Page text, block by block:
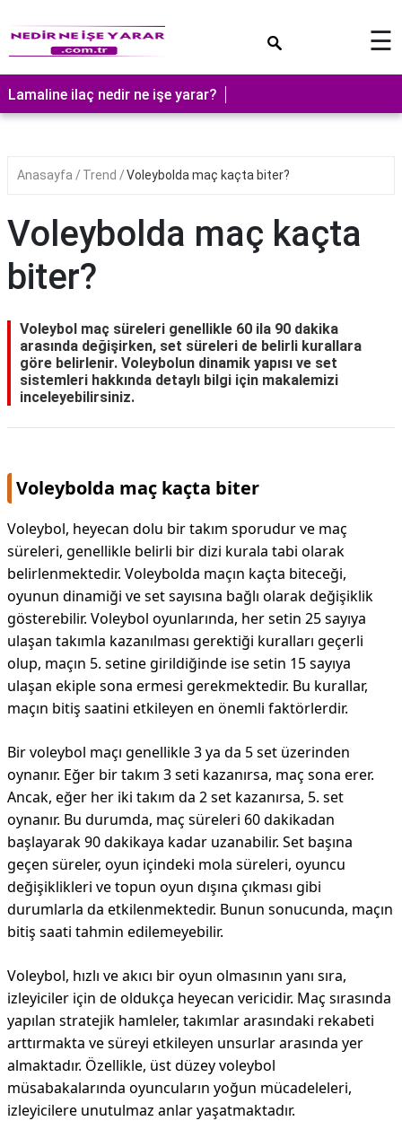
☰
Lamaline ilaç nedir ne işe yarar?
Anasayfa Trend Voleybolda maç kaçta biter?
Voleybolda maç kaçta
biter?
Voleybol maç süreleri genellikle 60 ila 90 dakika
arasında değişirken, set süreleri de belirli kurallara
göre belirlenir. Voleybolun dinamik yapısı ve set
sistemleri hakkında detaylı bilgi için makalemizi
inceleyebilirsiniz.
Voleybolda maç kaçta biter
Voleybol, heyecan dolu bir takım sporudur ve maç
süreleri, genellikle belirli bir dizi kurala tabi olarak
belirlenmektedir. Voleybolda maçın kaçta biteceği,
oyunun dinamiği ve set sayısına bağlı olarak değişiklik
gösterebilir. Voleybol oyunlarında, her setin 25 sayıya
ulaşan takımla kazanılması gerektiği kuralları geçerli
olup, maçın 5. setine girildiğinde ise setin 15 sayıya
ulaşan ekiple sona ermesi gerekmektedir. Bu kurallar,
maçın bitiş saatini etkileyen en önemli faktörlerdir.
Bir voleybol maçı genellikle 3 ya da 5 set üzerinden
oynanır. Eğer bir takım 3 seti kazanırsa, maç sona erer.
Ancak, eğer her iki takım da 2 set kazanırsa, 5. set
oynanır. Bu durumda, maç süreleri 60 dakikadan
başlayarak 90 dakikaya kadar uzanabilir. Set başına
geçen süreler, oyun içindeki mola süreleri, oyuncu
değişiklikleri ve topun oyun dışına çıkması gibi
durumlarla da etkilenmektedir. Bunun sonucunda, maçın
bitiş saati tahmin edilemeyebilir.
Voleybol, hızlı ve akıcı bir oyun olmasının yanı sıra,
izleyiciler için de oldukça heyecan vericidir. Maç sırasında
yapılan stratejik hamleler, takımlar arasındaki rekabeti
arttırmakta ve süreyi etkileyen unsurlar arasında yer
almaktadır. Özellikle, üst düzey voleybol
müsabakalarında oyuncuların yoğun mücadeleleri,
izleyicilere unutulmaz anlar yaşatmaktadır.